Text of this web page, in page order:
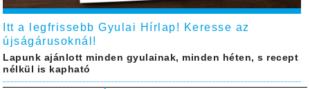
Itt a legfrissebb Gyulai Hírlap! Keresse az
újságárusoknál!
Lapunk ajánlott minden gyulainak, minden héten, s recept
nélkül is kapható